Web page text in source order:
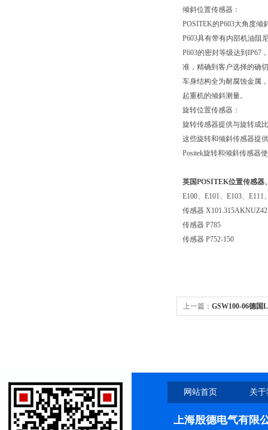
倾斜位置传感器：
POSITEK的P603大角度倾
P603具有带有内部机油阻
P603的密封等级达到 IP67
准，精确到客户选择的确
车身结构全为耐腐蚀金属
起重机的倾斜测量。
旋转位置传感器：
旋转传感器提供与旋转成
这些旋转和倾斜传感器提
Positek旋转和倾斜传感器
英国POSITEK位置传感器
E100、 E101、 E103、 E111
传感器
传感器 P785
传感器 P752-150
上一篇： GSW100-06德国
网站首页 关
上海殷德电气有限